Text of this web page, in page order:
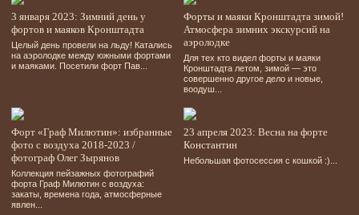
3 января 2023: Зимний день у
фортов и маяков Кронштадта
Целый день провели на льду! Катались
на аэролодке между южными фортами
и маяками. Посетили форт Пав...
Форты и маяки Кронштадта зимой!
Атмосфера зимних экскурсий на
аэролодке
Для тех кто видел форты и маяки
Кронштадта летом, зимой — это
совершенно другое дело и новые,
воодуш...
Форт «Граф Милютин»: избранные
фото с воздуха 2018-2023 /
фотограф Олег Зырянов
Коллекция пейзажных фотографий
форта Граф Милютин с воздуха:
закаты, времена года, атмосферные
явлен...
23 апреля 2023: Весна на форте
Константин
Небольшая фотосессия с кошкой :)...